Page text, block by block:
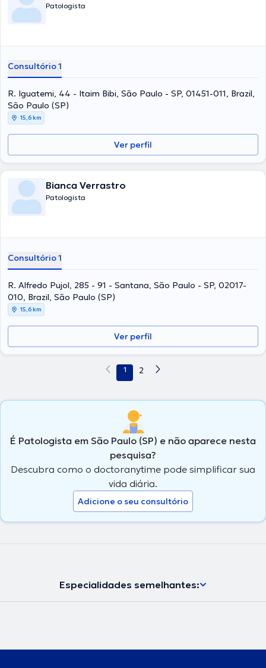
Patologista
Consultório 1
R. Iguatemi, 44 - Itaim Bibi, São Paulo - SP, 01451-011, Brazil,
São Paulo (SP)
15,6 km
Ver perfil
Bianca Verrastro
Patologista
Consultório 1
R. Alfredo Pujol, 285 - 91 - Santana, São Paulo - SP, 02017-
010, Brazil, São Paulo (SP)
15,6 km
Ver perfil
1 2
É Patologista em São Paulo (SP) e não aparece nesta
pesquisa?
Descubra como o doctoranytime pode simplificar sua
vida diária.
Adicione o seu consultório
Especialidades semelhantes: